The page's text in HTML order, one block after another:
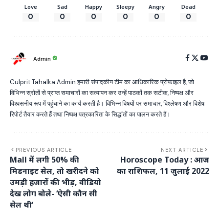
Love
0
Sad
0
Happy
0
Sleepy
0
Angry
0
Dead
0
Admin
Culprit Tahalka Admin हमारी संपादकीय टीम का आधिकारिक प्रोफ़ाइल है, जो
विभिन्न स्रोतों से प्राप्त समाचारों का सत्यापन कर उन्हें पाठकों तक सटीक, निष्पक्ष और
विश्वसनीय रूप में पहुंचाने का कार्य करती है। विभिन्न विषयों पर समाचार, विश्लेषण और विशेष
रिपोर्ट तैयार करते हैं तथा निष्पक्ष पत्रकारिता के सिद्धांतों का पालन करते हैं।
PREVIOUS ARTICLE
Mall में लगी 50% की
मिडनाइट सेल, तो खरीदने को
उमड़ी हजारों की भीड़, वीडियो
देख लोग बोले- ‘ऐसी कौन सी
सेल थी’
NEXT ARTICLE
Horoscope Today : आज
का राशिफल, 11 जुलाई 2022